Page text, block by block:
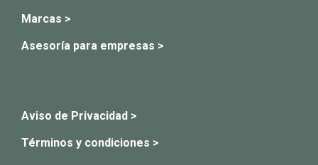
Marcas >
Asesoría para empresas >
Aviso de Privacidad >
Términos y condiciones >